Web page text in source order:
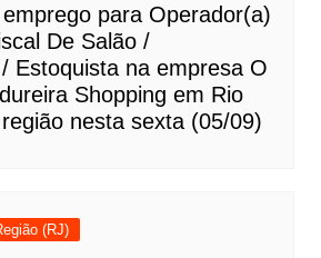
para Operador(a)
De Salão /
Estoquista na empresa O
Shopping em Rio
nesta sexta (05/09)
(RJ)